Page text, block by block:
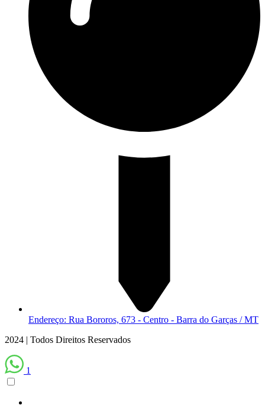
Endereço: Rua Bororos, 673 - Centro - Barra do Garças / MT
2024 | Todos Direitos Reservados
1